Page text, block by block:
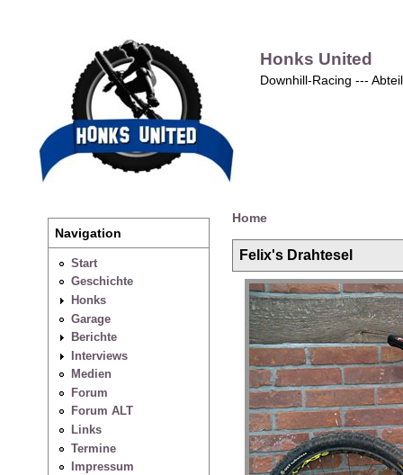
Honks United
Downhill-Racing ---
Navigation
Start
Geschichte
Honks
Garage
Berichte
Interviews
Medien
Forum
Forum ALT
Links
Termine
Impressum
Home
Felix's Drahtesel